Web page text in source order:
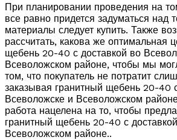
При планировании проведения на
все равно придется задуматься над
материалы следует купить. Также
рассчитать, какова же оптимальная
щебень 20-40 с доставкой во
Всеволожском районе, чтобы мы
том, что покупатель не потратит
заказывая гранитный щебень 20-40
Всеволожске и Всеволожском
работа нацелена на то, чтобы
гранитный щебень 20-40 с
Всеволожском районе..